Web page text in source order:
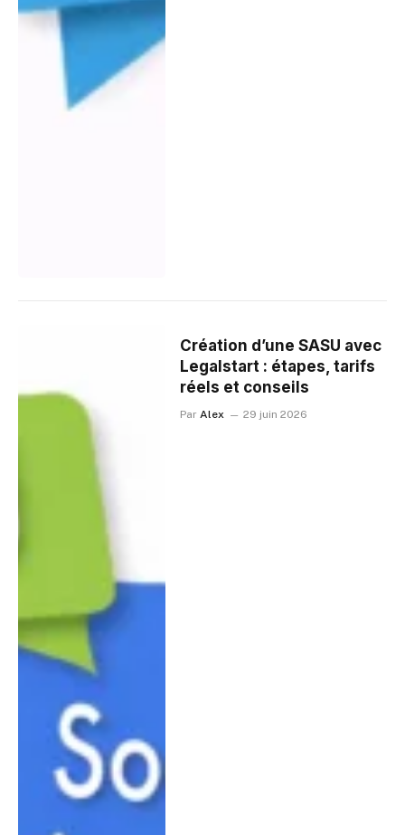
Création d’une SASU avec
Legalstart : étapes, tarifs
réels et conseils
Par Alex 29 juin 2026